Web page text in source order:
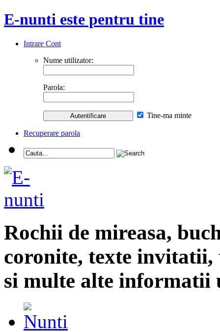
E-nunti este pentru tine
Intrare Cont
Nume utilizator:
Parola:
Tine-ma minte
Recuperare parola
Rochii de mireasa,
coronite, texte
si multe alte informatii